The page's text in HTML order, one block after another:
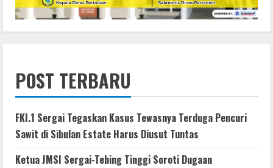
POST TERBARU
FKI.1 Sergai Tegaskan Kasus Tewasnya Terduga Pencuri
Sawit di Sibulan Estate Harus Diusut Tuntas
Ketua JMSI Sergai-Tebing Tinggi Soroti Dugaan